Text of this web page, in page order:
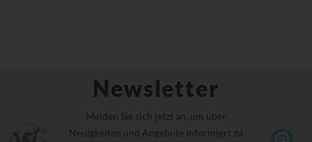
Newsletter
Melden Sie sich jetzt an, um über
Neuigkeiten und Angebote informiert zu